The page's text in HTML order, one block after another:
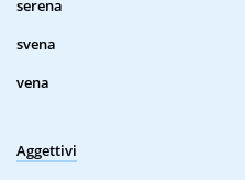
serena
svena
vena
Aggettivi